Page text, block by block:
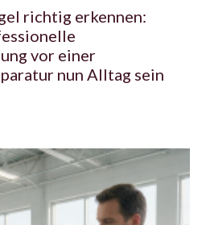
richtig erkennen:
vor einer
nun Alltag sein